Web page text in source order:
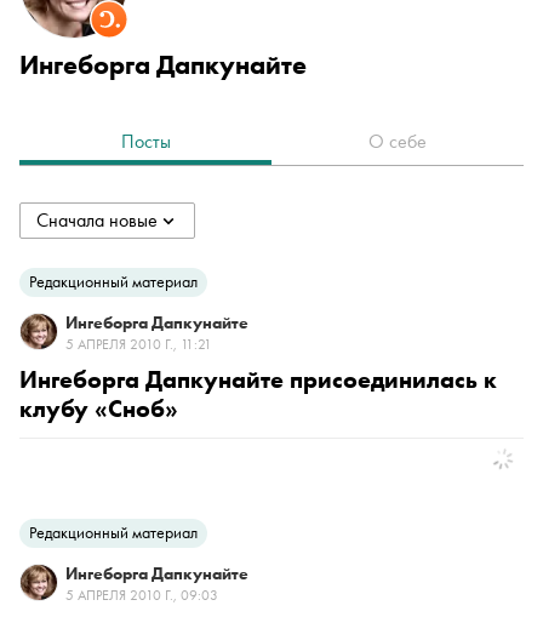
Ингеборга Дапкунайте
Посты О себе
Сначала новые
collapsed
Сначала новые
Сначала старые
По популярности
Редакционный материал
Ингеборга Дапкунайте
5 АПРЕЛЯ 2010 Г., 11:21
Ингеборга Дапкунайте присоединилась к
клубу «Сноб»
Редакционный материал
Ингеборга Дапкунайте
5 АПРЕЛЯ 2010 Г., 09:03